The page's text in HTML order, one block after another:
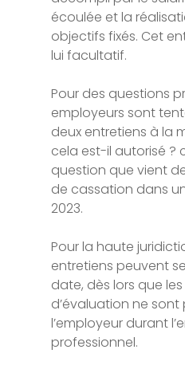
écoulée et la
objectifs fixés. Cet
lui facultatif.
Pour des questions
employeurs sont
deux entretiens à la
cela est-il autorisé ?
question que vient
de cassation dans
2023.
Pour la haute
entretiens peuvent
date, dès lors que
d’évaluation ne
l’employeur durant
professionnel.